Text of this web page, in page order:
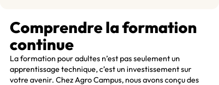
Comprendre la formation
continue
La formation pour adultes n’est pas seulement un
apprentissage technique, c’est un investissement sur
votre avenir. Chez Agro Campus, nous avons conçu des